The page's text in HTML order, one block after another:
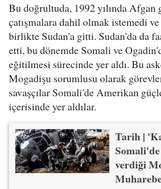
Bu doğrultuda, 1992 yılında Afgan
çatışmalara dahil olmak istemedi
birlikte Sudan'a gitti. Sudan'da da
etti, bu dönemde Somali ve
eğitilmesi sürecinde yer aldı. Bu
Mogadişu sorumlusu olarak
savaşçılar Somali'de Amerikan
içerisinde yer aldılar.
Tarih |
verdiği